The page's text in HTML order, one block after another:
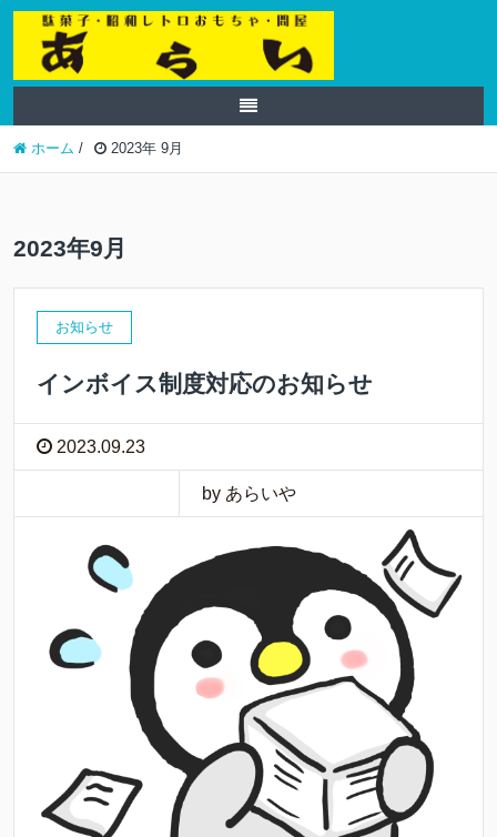
ホーム / 2023年 9月
2023年9月
お知らせ
インボイス制度対応のお知らせ
2023.09.23
by あらいや